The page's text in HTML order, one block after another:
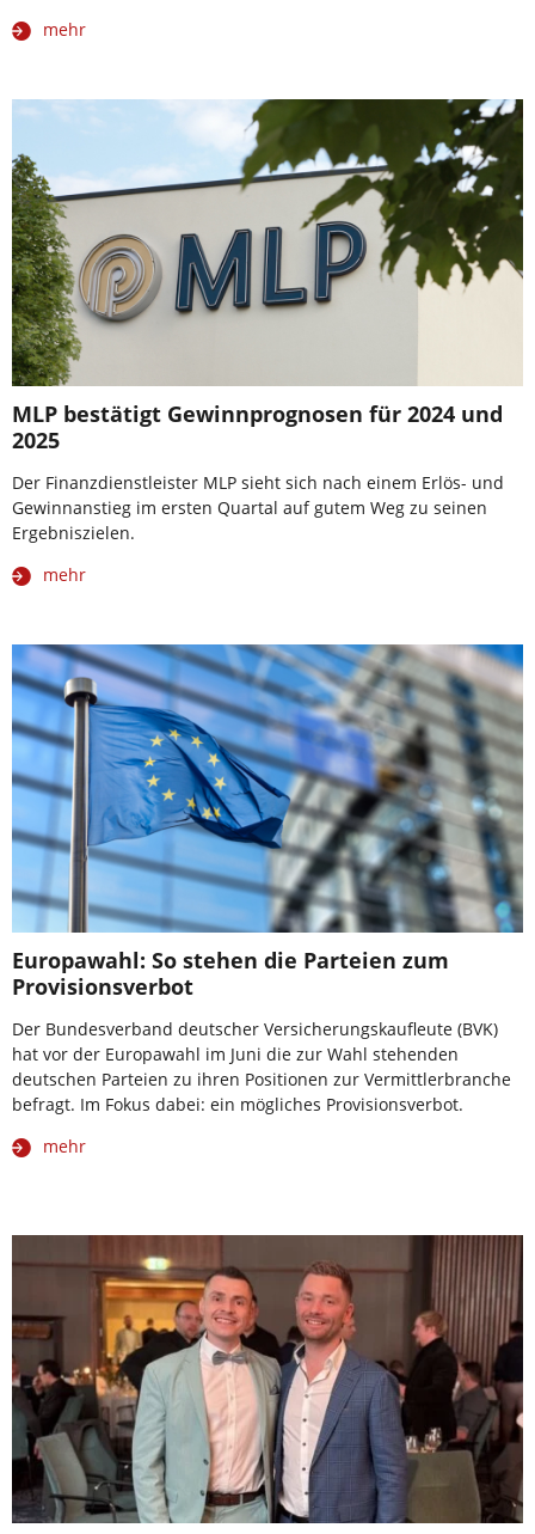
mehr
MLP bestätigt Gewinnprognosen für 2024 und
2025
Der Finanzdienstleister MLP sieht sich nach einem Erlös- und
Gewinnanstieg im ersten Quartal auf gutem Weg zu seinen
Ergebniszielen.
mehr
Europawahl: So stehen die Parteien zum
Provisionsverbot
Der Bundesverband deutscher Versicherungskaufleute (BVK)
hat vor der Europawahl im Juni die zur Wahl stehenden
deutschen Parteien zu ihren Positionen zur Vermittlerbranche
befragt. Im Fokus dabei: ein mögliches Provisionsverbot.
mehr